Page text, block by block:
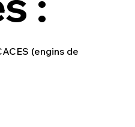
(engins de